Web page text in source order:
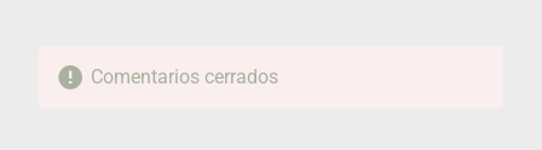
Comentarios cerrados